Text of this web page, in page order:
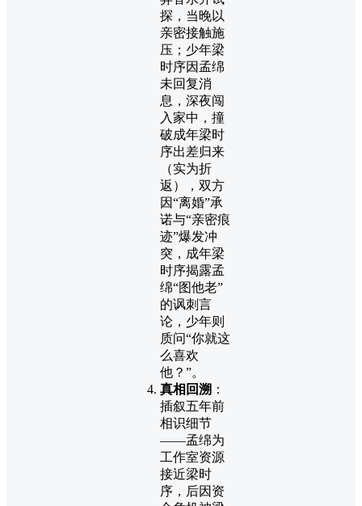
探，当晚以
亲密接触施
压；少年梁
时序因孟绵
未回复消
息，深夜闯
入家中，撞
破成年梁时
序出差归来
（实为折
返），双方
因“离婚”承
诺与“亲密痕
迹”爆发冲
突，成年梁
时序揭露孟
绵“图他老”
的讽刺言
论，少年则
质问“你就这
么喜欢
他？”。
真相回溯 ：
插叙五年前
相识细节
——孟绵为
工作室资源
接近梁时
序，后因资